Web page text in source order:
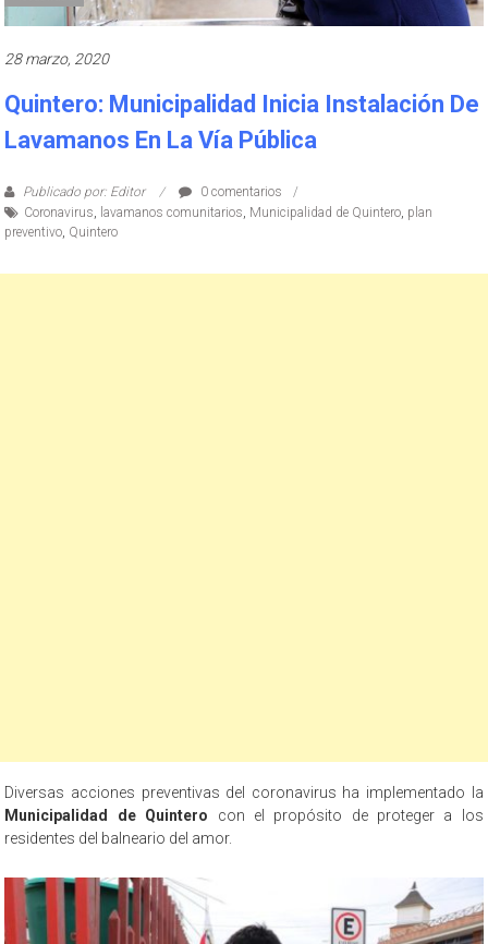
28 marzo, 2020
Quintero: Municipalidad Inicia Instalación De
Lavamanos En La Vía Pública
Publicado por: Editor
0 comentarios
Coronavirus
lavamanos comunitarios Municipalidad de Quintero plan
preventivo Quintero
Diversas acciones preventivas del coronavirus ha implementado la
Municipalidad de Quintero con el propósito de proteger a los
residentes del balneario del amor.